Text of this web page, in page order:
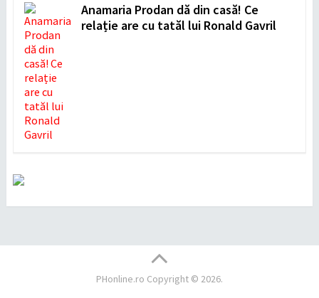
Anamaria Prodan dă din casă! Ce
relație are cu tatăl lui Ronald Gavril
PHonline.ro Copyright © 2026.